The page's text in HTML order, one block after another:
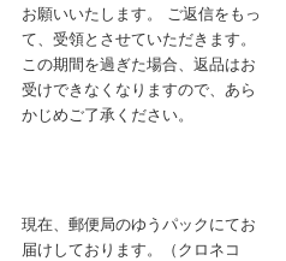
お願いいたします。 ご返信をもっ
て、受領とさせていただきます。
この期間を過ぎた場合、返品はお
受けできなくなりますので、あら
かじめご了承ください。
現在、郵便局のゆうパックにてお
届けしております。（クロネコ